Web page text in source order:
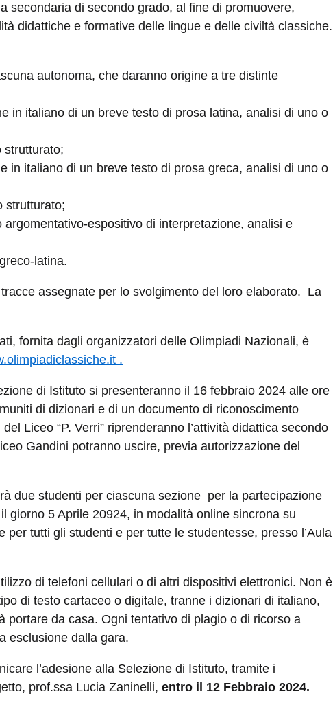
secondaria di secondo grado, al fine di promuovere,
didattiche e formative delle lingue e delle civiltà classiche.
autonoma, che daranno origine a tre distinte
in italiano di un breve testo di prosa latina, analisi di uno o
strutturato;
in italiano di un breve testo di prosa greca, analisi di uno o
strutturato;
argomentativo-espositivo di interpretazione, analisi e
latina.
assegnate per lo svolgimento del loro elaborato. La
fornita dagli organizzatori delle Olimpiadi Nazionali, è
.
di Istituto si presenteranno il 16 febbraio 2024 alle ore
di dizionari e di un documento di riconoscimento
Liceo “P. Verri” riprenderanno l’attività didattica secondo
Gandini potranno uscire, previa autorizzazione del
due studenti per ciascuna sezione per la partecipazione
giorno 5 Aprile 20924, in modalità online sincrona su
per tutti gli studenti e per tutte le studentesse, presso l’Aula
di telefoni cellulari o di altri dispositivi elettronici. Non è
di testo cartaceo o digitale, tranne i dizionari di italiano,
portare da casa. Ogni tentativo di plagio o di ricorso a
esclusione dalla gara.
l’adesione alla Selezione di Istituto, tramite i
prof.ssa Lucia Zaninelli,entro il 12 Febbraio 2024.